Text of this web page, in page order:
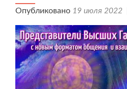
Опубликовано 19 июля